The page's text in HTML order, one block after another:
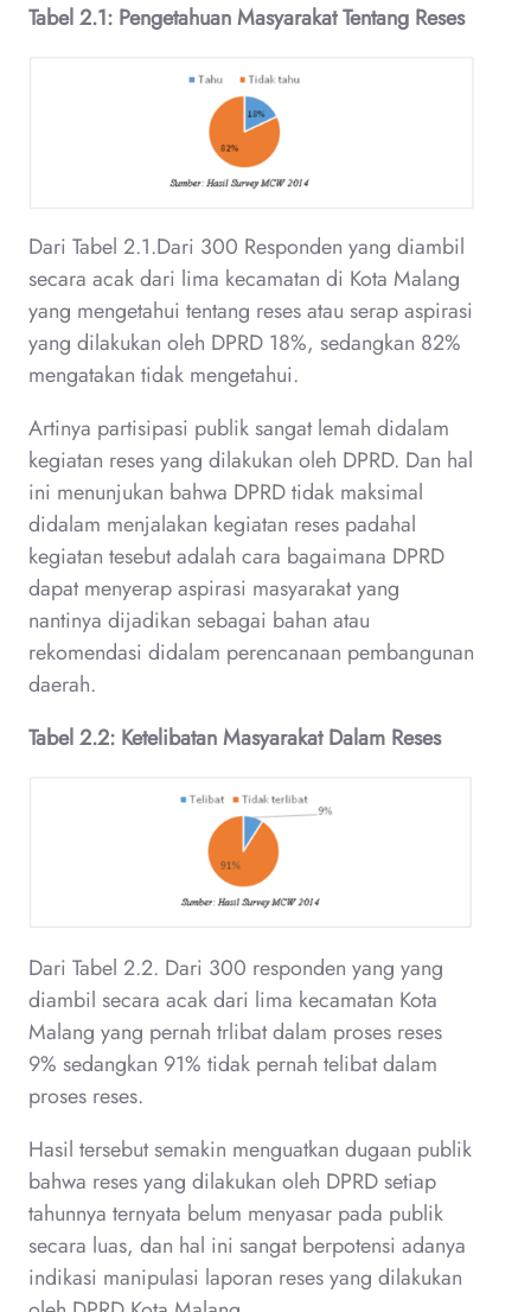
Tabel 2.1: Pengetahuan Masyarakat Tentang Reses
Dari Tabel 2.1.Dari 300 Responden yang diambil
secara acak dari lima kecamatan di Kota Malang
yang mengetahui tentang reses atau serap aspirasi
yang dilakukan oleh DPRD 18%, sedangkan 82%
mengatakan tidak mengetahui.
Artinya partisipasi publik sangat lemah didalam
kegiatan reses yang dilakukan oleh DPRD. Dan hal
ini menunjukan bahwa DPRD tidak maksimal
didalam menjalakan kegiatan reses padahal
kegiatan tesebut adalah cara bagaimana DPRD
dapat menyerap aspirasi masyarakat yang
nantinya dijadikan sebagai bahan atau
rekomendasi didalam perencanaan pembangunan
daerah.
Tabel 2.2: Ketelibatan Masyarakat Dalam Reses
Dari Tabel 2.2. Dari 300 responden yang yang
diambil secara acak dari lima kecamatan Kota
Malang yang pernah trlibat dalam proses reses
9% sedangkan 91% tidak pernah telibat dalam
proses reses.
Hasil tersebut semakin menguatkan dugaan publik
bahwa reses yang dilakukan oleh DPRD setiap
tahunnya ternyata belum menyasar pada publik
secara luas, dan hal ini sangat berpotensi adanya
indikasi manipulasi laporan reses yang dilakukan